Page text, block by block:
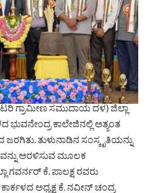
ಗ್ರಾಮೀಣ ಸಮುದಾಯ ದಳ) ಜಿಲ್ಲಾ
ಭುವನೇಂದ್ರ ಕಾಲೇಜಿನಲ್ಲಿ ಅತ್ಯಂತ
ತುಳುನಾಡಿನ ಸಂಸ್ಕೃತಿಯನ್ನು
ಅರಳಿಸುವ ಮೂಲಕ
ಗವರ್ನರ್ ಕೆ. ಪಾಲಕ್ಷ ರವರು
ಅಧ್ಯಕ್ಷ ಕೆ. ನವೀನ್ ಚಂದ್ರ